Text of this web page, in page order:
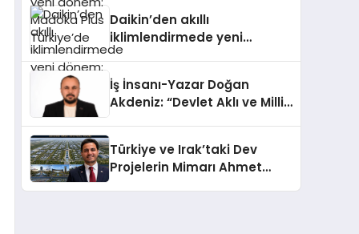
Daikin’den akıllı
iklimlendirmede yeni
dönem: Madoka Plus
İş İnsanı-Yazar Doğan
Akdeniz: “Devlet Aklı ve Milli
Türkiye ve Irak’taki Dev
Projelerin Mimarı Ahmet